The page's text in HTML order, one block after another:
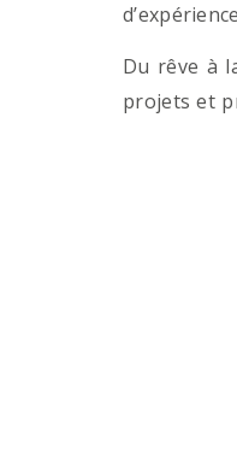
Du rêve à
projets et